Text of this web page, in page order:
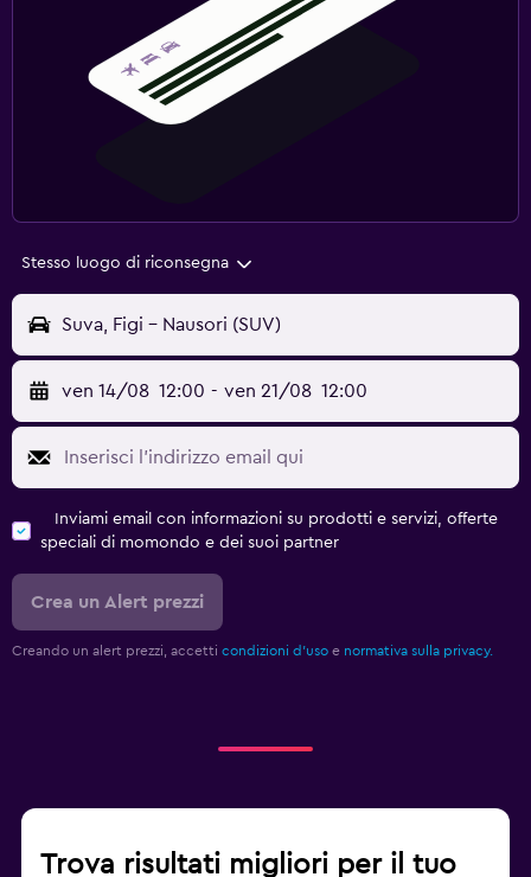
Stesso luogo di riconsegna
Suva, Figi - Nausori (SUV)
ven 14/08 12:00 - ven 21/08 12:00
Inviami email con informazioni su prodotti e servizi, offerte
speciali di momondo e dei suoi partner
Crea un Alert prezzi
Creando un alert prezzi, accetti condizioni d'uso e normativa sulla privacy.
Trova risultati migliori per il tuo